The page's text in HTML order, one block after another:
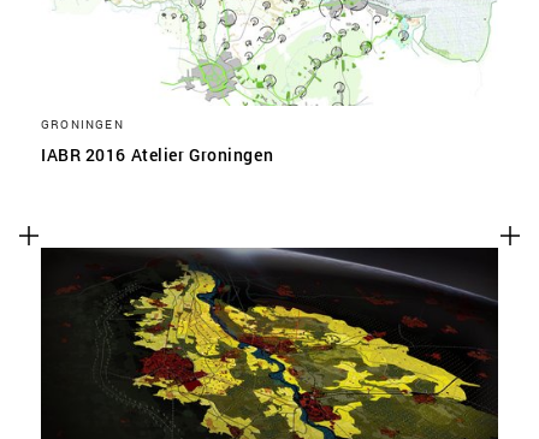
GRONINGEN
IABR 2016 Atelier Groningen